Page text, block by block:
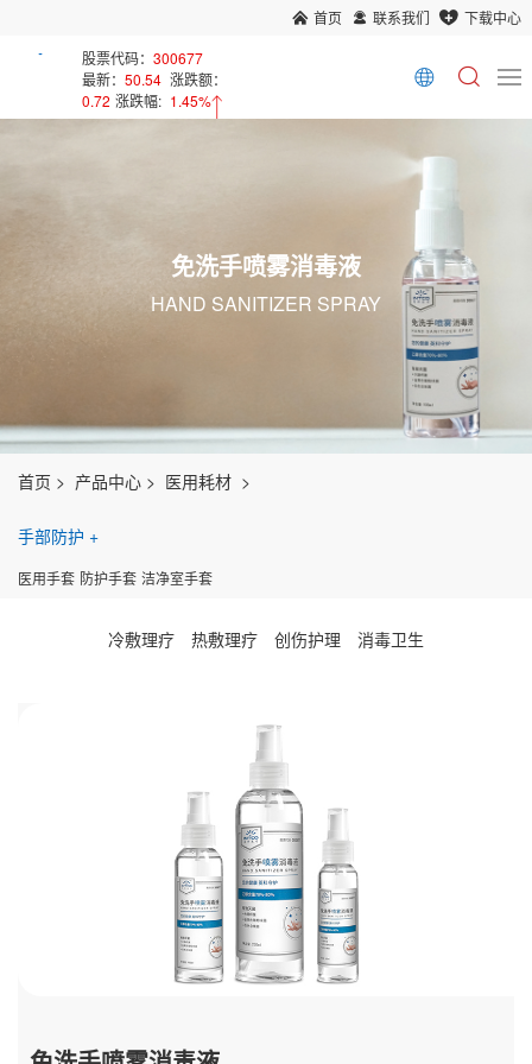
首页 联系我们
下载中心
股票代码： 300677
最新： 50.54 涨跌额：
0.72 涨跌幅: 1.45%
免洗手喷雾消毒液
HAND SANITIZER SPRAY
首页 产品中心 医用耗材
手部防护
医用手套 防护手套 洁净室手套
冷敷理疗 热敷理疗 创伤护理 消毒卫生